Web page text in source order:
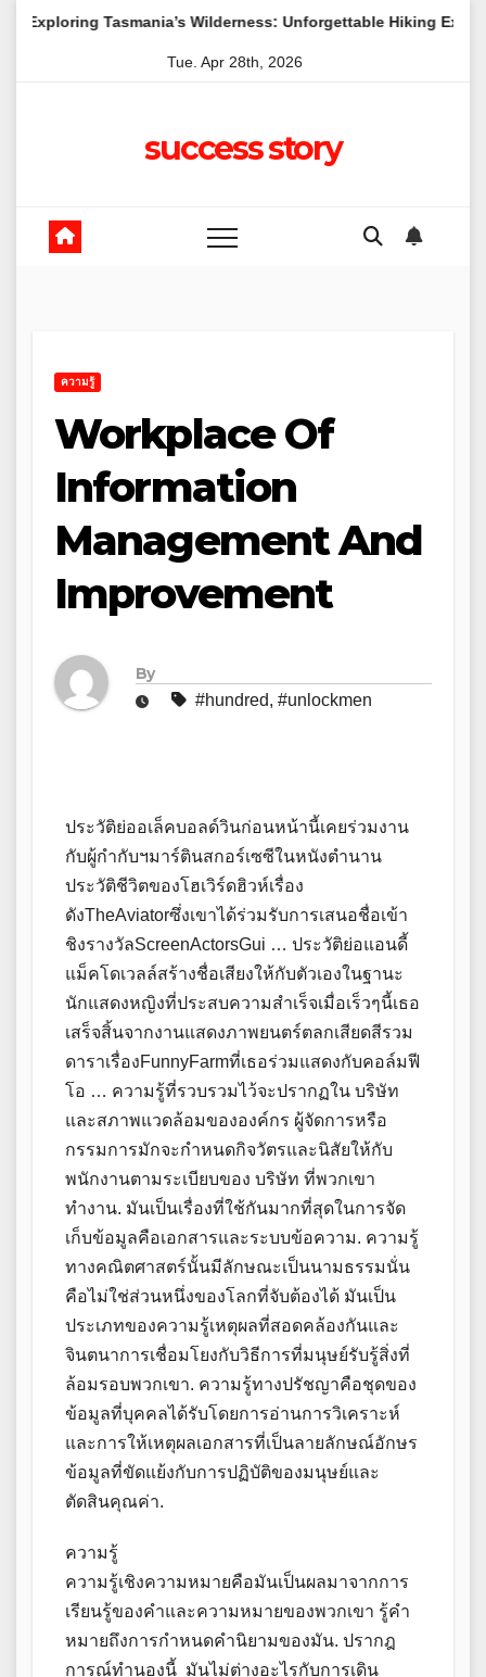
Skip
Tasmania’s Wilderness: Unforgettable Hiking Experiences
Tue. Apr 28th, 2026
success story
ความรู้
Workplace Of
Information
Management And
Improvement
By
#hundred, #unlockmen
ประวัติย่ออเล็คบอลด์วินก่อนหน้านี้เคยร่วมงาน
กับผู้กำกับฯมาร์ตินสกอร์เซซีในหนังตำนาน
ประวัติชีวิตของโฮเวิร์ดฮิวห์เรื่อง
ดังTheAviatorซึ่งเขาได้ร่วมรับการเสนอชื่อเข้า
ชิงรางวัลScreenActorsGui … ประวัติย่อแอนดี้
แม็คโดเวลล์สร้างชื่อเสียงให้กับตัวเองในฐานะ
นักแสดงหญิงที่ประสบความสำเร็จเมื่อเร็วๆนี้เธอ
เสร็จสิ้นจากงานแสดงภาพยนตร์ตลกเสียดสีรวม
ดาราเรื่องFunnyFarmที่เธอร่วมแสดงกับคอล์มฟี
โอ … ความรู้ที่รวบรวมไว้จะปรากฏใน บริษัท
และสภาพแวดล้อมขององค์กร ผู้จัดการหรือ
กรรมการมักจะกำหนดกิจวัตรและนิสัยให้กับ
พนักงานตามระเบียบของ บริษัท ที่พวกเขา
ทำงาน. มันเป็นเรื่องที่ใช้กันมากที่สุดในการจัด
เก็บข้อมูลคือเอกสารและระบบข้อความ. ความรู้
ทางคณิตศาสตร์นั้นมีลักษณะเป็นนามธรรมนั่น
คือไม่ใช่ส่วนหนึ่งของโลกที่จับต้องได้ มันเป็น
ประเภทของความรู้เหตุผลที่สอดคล้องกันและ
จินตนาการเชื่อมโยงกับวิธีการที่มนุษย์รับรู้สิ่งที่
ล้อมรอบพวกเขา. ความรู้ทางปรัชญาคือชุดของ
ข้อมูลที่บุคคลได้รับโดยการอ่านการวิเคราะห์
และการให้เหตุผลเอกสารที่เป็นลายลักษณ์อักษร
ข้อมูลที่ขัดแย้งกับการปฏิบัติของมนุษย์และ
ตัดสินคุณค่า.
ความรู้
ความรู้เชิงความหมายคือมันเป็นผลมาจากการ
เรียนรู้ของคำและความหมายของพวกเขา รู้คำ
หมายถึงการกำหนดคำนิยามของมัน. ปรากฎ
การณ์ทำนองนี้ มันไม่ต่างอะไรกับการเดิน